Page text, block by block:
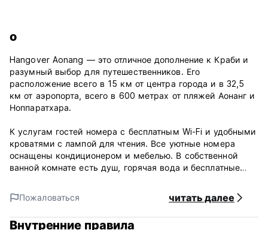
о
Hangover Aonang — это отличное дополнение к Краби и
разумный выбор для путешественников. Его
расположение всего в 15 км от центра города и в 32,5
км от аэропорта, всего в 600 метрах от пляжей Аонанг и
Ноппаратхара.
К услугам гостей номера с бесплатным Wi-Fi и удобными
кроватями с лампой для чтения. Все уютные номера
оснащены кондиционером и мебелью. В собственной
ванной комнате есть душ, горячая вода и бесплатные
Условия недвижимости:
1) Заезд с 14:00.
Пожаловаться читать далее
Внутренние правила